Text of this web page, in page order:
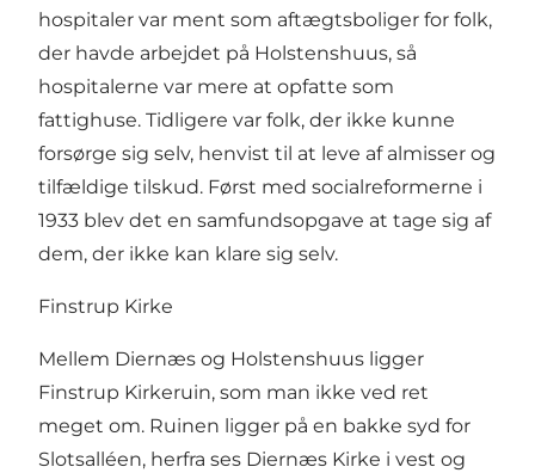
hospitaler var ment som aftægtsboliger for folk,
der havde arbejdet på Holstenshuus, så
hospitalerne var mere at opfatte som
fattighuse. Tidligere var folk, der ikke kunne
forsørge sig selv, henvist til at leve af almisser og
tilfældige tilskud. Først med socialreformerne i
1933 blev det en samfundsopgave at tage sig af
dem, der ikke kan klare sig selv.
Finstrup Kirke
Mellem Diernæs og Holstenshuus ligger
Finstrup Kirkeruin, som man ikke ved ret
meget om. Ruinen ligger på en bakke syd for
Slotsalléen, herfra ses Diernæs Kirke i vest og